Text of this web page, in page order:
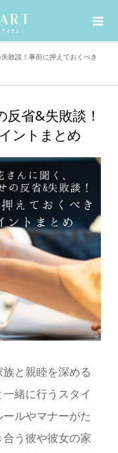
敗談！事前に押えておくべき
省&失敗談！
ントまとめ
と親睦を深める
緒に行うスタイ
ルやマナーがた
合う彼や彼女の家